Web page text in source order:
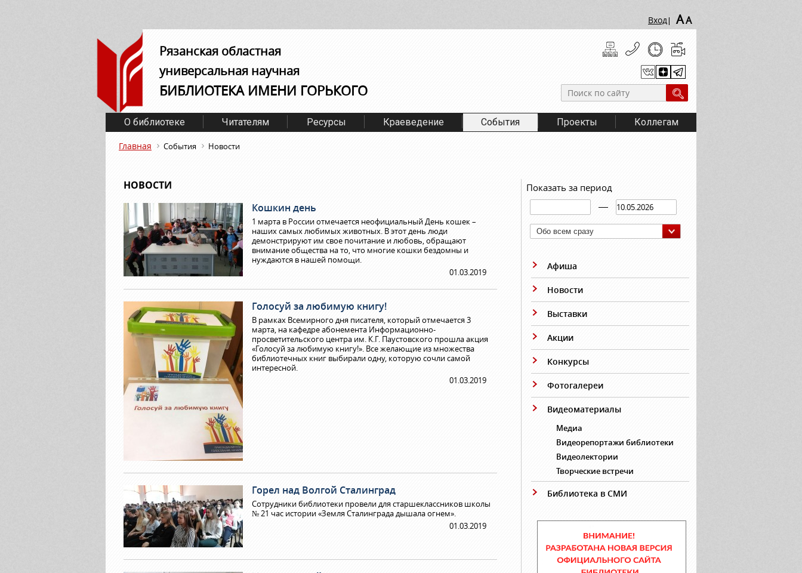
Вход| AA
Рязанская областная
универсальная научная
БИБЛИОТЕКА ИМЕНИ ГОРЬКОГО
О библиотеке Читателям Ресурсы Краеведение События Проекты Коллегам
Главная События Новости
НОВОСТИ
Кошкин день
1 марта в России отмечается неофициальный День кошек –
наших самых любимых животных. В этот день люди
демонстрируют им свое почитание и любовь, обращают
внимание общества на то, что многие кошки бездомны и
нуждаются в нашей помощи.
01.03.2019
Голосуй за любимую книгу!
В рамках Всемирного дня писателя, который отмечается 3
марта, на кафедре абонемента Информационно-
просветительского центра им. К.Г. Паустовского прошла акция
«Голосуй за любимую книгу!». Все желающие из множества
библиотечных книг выбирали одну, которую сочли самой
интересной.
01.03.2019
Горел над Волгой Сталинград
Сотрудники библиотеки провели для старшеклассников школы
№ 21 час истории «Земля Сталинграда дышала огнем».
01.03.2019
Показать за период
Обо всем сразу
Афиша
Новости
Выставки
Акции
Конкурсы
Фотогалереи
Видеоматериалы
Медиа
Видеорепортажи библиотеки
Видеолектории
Творческие встречи
Библиотека в СМИ